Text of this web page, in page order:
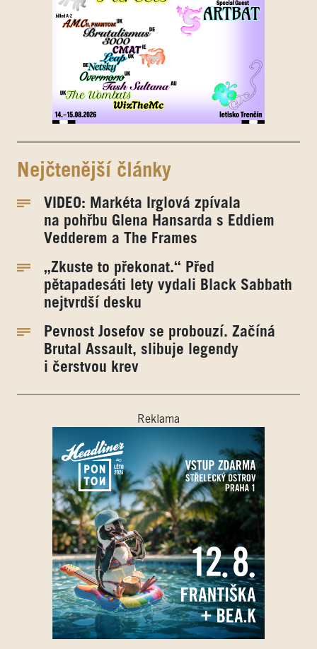
Nejčtenější články
VIDEO: Markéta Irglová zpívala
na pohřbu Glena Hansarda s Eddiem
Vedderem a The Frames
„Zkuste to překonat.“ Před
pětapadesáti lety vydali Black Sabbath
nejtvrdší desku
Pevnost Josefov se probouzí. Začíná
Brutal Assault, slibuje legendy
i čerstvou krev
Reklama